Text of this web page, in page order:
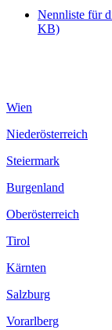
Nennliste für
KB)
Wien
Niederösterreich
Steiermark
Burgenland
Oberösterreich
Tirol
Kärnten
Salzburg
Vorarlberg